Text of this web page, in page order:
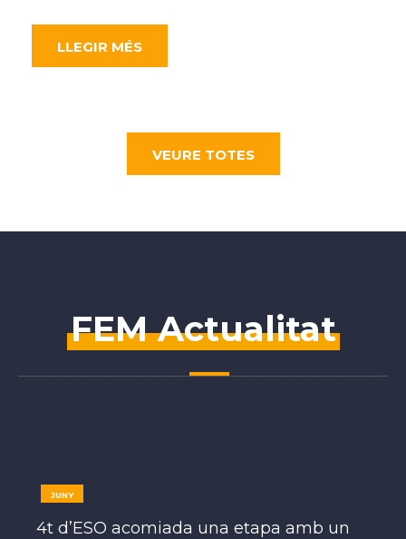
LLEGIR MÉS
VEURE TOTES
FEM Actualitat
JUNY
4t d’ESO acomiada una etapa amb un